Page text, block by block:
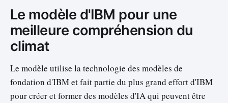
Le modèle d'IBM pour une
meilleure compréhension du
climat
Le modèle utilise la technologie des modèles de
fondation d'IBM et fait partie du plus grand effort d'IBM
pour créer et former des modèles d'IA qui peuvent être